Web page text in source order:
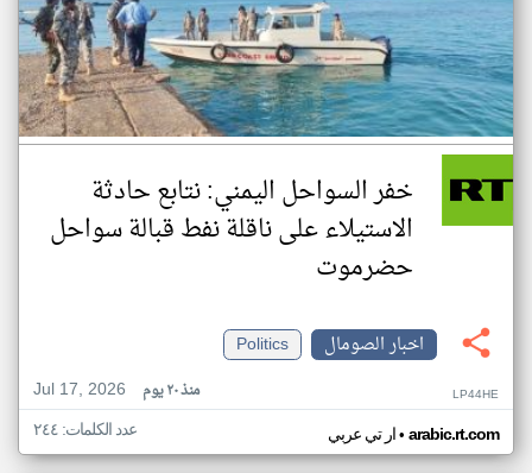
خفر السواحل اليمني: نتابع حادثة
الاستيلاء على ناقلة نفط قبالة سواحل
حضرموت
اخبار الصومال
Politics
Jul 17, 2026
منذ ٢٠ يوم LP44HE
ار تي عربي• arabic.rt.com عدد الكلمات: ٢٤٤